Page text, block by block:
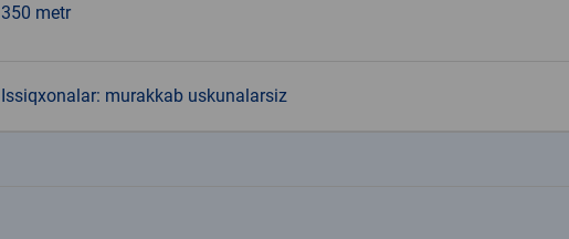
350 metr
Issiqxonalar: murakkab uskunalarsiz